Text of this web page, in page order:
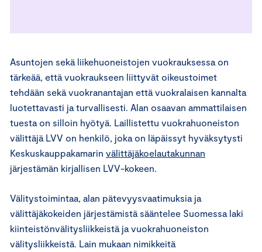
Asuntojen sekä liikehuoneistojen vuokrauksessa on
tärkeää, että vuokraukseen liittyvät oikeustoimet
tehdään sekä vuokranantajan että vuokralaisen kannalta
luotettavasti ja turvallisesti. Alan osaavan ammattilaisen
tuesta on silloin hyötyä. Laillistettu vuokrahuoneiston
välittäjä LVV on henkilö, joka on läpäissyt hyväksytysti
Keskuskauppakamarin välittäjäkoelautakunnan
järjestämän kirjallisen LVV-kokeen.
Välitystoimintaa, alan pätevyysvaatimuksia ja
välittäjäkokeiden järjestämistä sääntelee Suomessa laki
kiinteistönvälitysliikkeistä ja vuokrahuoneiston
välitysliikkeistä. Lain mukaan nimikkeitä